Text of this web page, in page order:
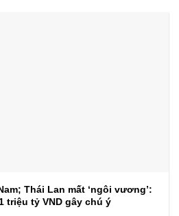
Thái Lan mất ‘ngôi vương’:
triệu tỷ VND gây chú ý